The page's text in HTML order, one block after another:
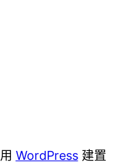
WordPress建置